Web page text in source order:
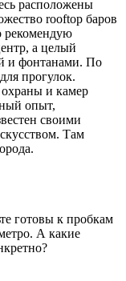
расположены
rooftop баров
рекомендую
а целый
и фонтанами. По
прогулок.
и камер
опыт,
своими
Там
готовы к пробкам
А какие